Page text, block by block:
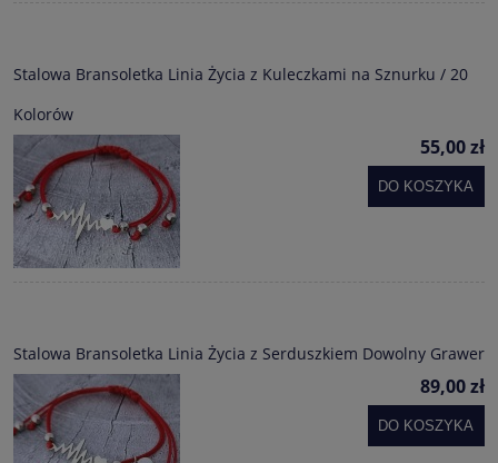
Stalowa Bransoletka Linia Życia z Kuleczkami na Sznurku / 20
Kolorów
55,00 zł
DO KOSZYKA
Stalowa Bransoletka Linia Życia z Serduszkiem Dowolny Grawer
89,00 zł
DO KOSZYKA